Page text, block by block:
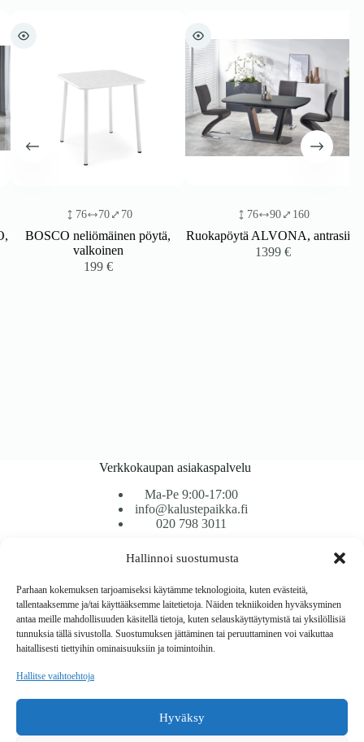
Hallinnoi suostumusta
Parhaan kokemuksen tarjoamiseksi käytämme teknologioita, kuten evästeitä,
tallentaaksemme ja/tai käyttääksemme laitetietoja. Näiden tekniikoiden hyväksyminen
antaa meille mahdollisuuden käsitellä tietoja, kuten selauskäyttäytymistä tai yksilöllisiä
tunnuksia tällä sivustolla. Suostumuksen jättäminen tai peruuttaminen voi vaikuttaa
haitallisesti tiettyihin ominaisuuksiin ja toimintoihin.
Hallitse vaihtoehtoja
Hyväksy
76 70 70
BOSCO neliömäinen pöytä,
valkoinen
199€
76 90 160
Ruokapöytä ALVONA, antrasiitti
1399€
Verkkokaupan asiakaspalvelu
Ma-Pe 9:00-17:00
info@kalustepaikka.fi
020 798 3011
Tavarantoimitus / Maksutavat
Toimitustavat
Maksutavat
Vaihto ja palautus
Reklamaatiot
Copyright © 2026 Kalustepaikka